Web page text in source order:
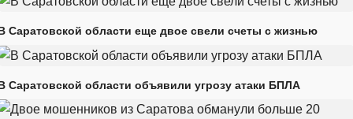
Саратовской области еще двое свели счеты с жизнью
Саратовской области объявили угрозу атаки БПЛА